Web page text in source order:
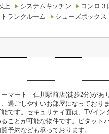
上 システムキッチン コンロ３
トランクルーム シューズボックス
マート 仁川駅前店(徒歩2分)があ
過ごしやすいお部屋になっており
です。セキュリティ面は、TVイ
ことが可能な物件です。ピタット
予約なども承っております。